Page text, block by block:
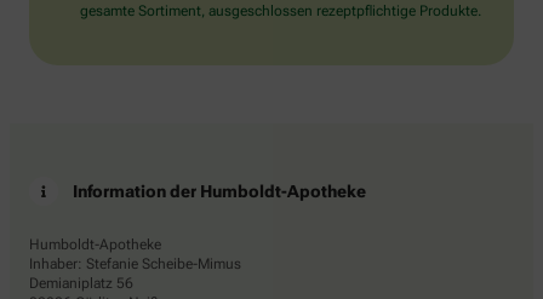
gesamte Sortiment, ausgeschlossen rezeptpflichtige Produkte.
Information der Humboldt-Apotheke
Humboldt-Apotheke
Inhaber: Stefanie Scheibe-Mimus
Demianiplatz 56